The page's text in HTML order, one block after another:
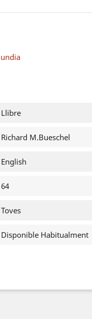
Llibre
Richard M.Bueschel
English
64
Toves
Disponible Habitualment